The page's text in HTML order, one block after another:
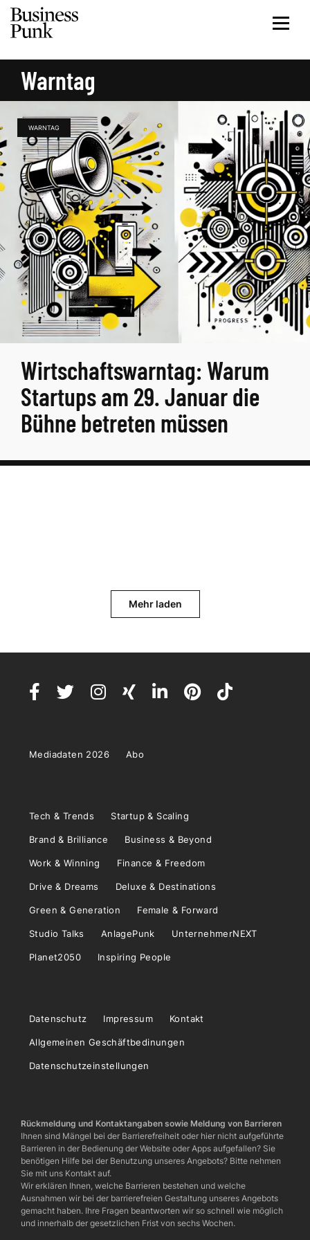
Warntag
WARNTAG
Wirtschaftswarntag: Warum
Startups am 29. Januar die
Bühne betreten müssen
Mehr laden
Mediadaten 2026 Abo
Tech & Trends Startup & Scaling
Brand & Brilliance Business & Beyond
Work & Winning Finance & Freedom
Drive & Dreams Deluxe & Destinations
Green & Generation Female & Forward
Studio Talks AnlagePunk UnternehmerNEXT
Planet2050 Inspiring People
Datenschutz Impressum Kontakt
Allgemeinen Geschäftbedinungen
Datenschutzeinstellungen
Rückmeldung und Kontaktangaben sowie Meldung von Barrieren
Ihnen sind Mängel bei der Barrierefreiheit oder hier nicht aufgeführte
Barrieren in der Bedienung der Website oder Apps aufgefallen? Sie
benötigen Hilfe bei der Benutzung unseres Angebots? Bitte nehmen
Sie mit uns Kontakt auf.
Wir erklären Ihnen, welche Barrieren bestehen und welche
Ausnahmen wir bei der barrierefreien Gestaltung unseres Angebots
gemacht haben. Ihre Fragen beantworten wir so schnell wie möglich
und innerhalb der gesetzlichen Frist von sechs Wochen.